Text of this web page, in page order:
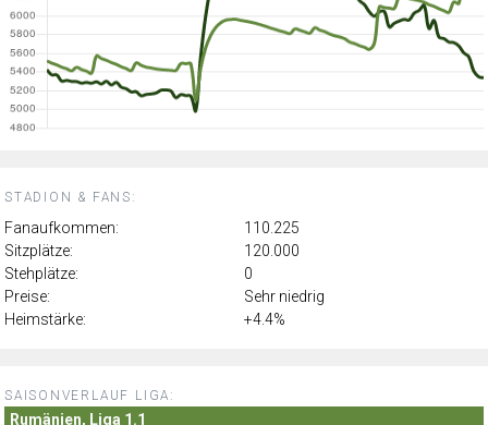
STADION & FANS:
Fanaufkommen:
110.225
Sitzplätze:
120.000
Stehplätze:
0
Preise:
Sehr niedrig
Heimstärke:
+4.4%
SAISONVERLAUF LIGA:
Rumänien, Liga 1.1